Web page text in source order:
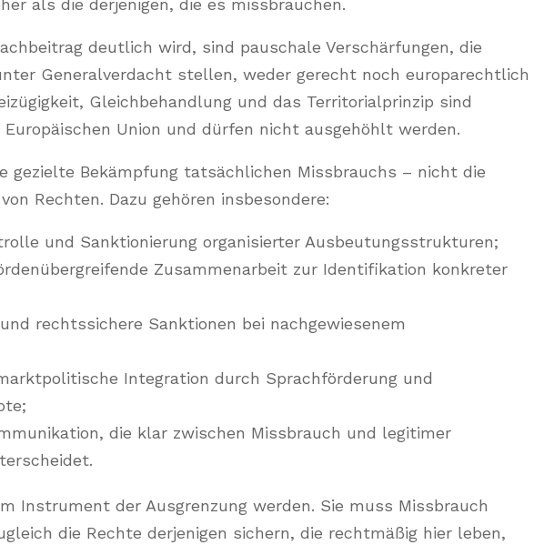
deutlich wird, sind pauschale Verschärfungen, die
Generalverdacht stellen, weder gerecht noch europarechtlich
Gleichbehandlung und das Territorialprinzip sind
Union und dürfen nicht ausgehöhlt werden.
gezielte Bekämpfung tatsächlichen Missbrauchs – nicht die
Rechten. Dazu gehören insbesondere:
und Sanktionierung organisierter Ausbeutungsstrukturen;
Zusammenarbeit zur Identifikation konkreter
rechtssichere Sanktionen bei nachgewiesenem
Integration durch Sprachförderung und
die klar zwischen Missbrauch und legitimer
Instrument der Ausgrenzung werden. Sie muss Missbrauch
die Rechte derjenigen sichern, die rechtmäßig hier leben,